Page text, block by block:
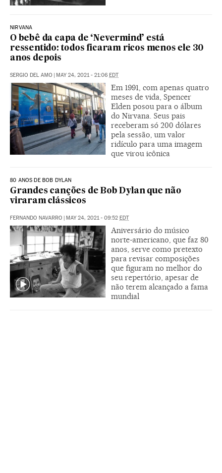
NIRVANA
O bebê da capa de ‘Nevermind’ está
ressentido: todos ficaram ricos menos ele 30
anos depois
SERGIO DEL AMO | MAY 24, 2021 - 21:06 EDT
Em 1991, com apenas quatro
meses de vida, Spencer
Elden posou para o álbum
do Nirvana. Seus pais
receberam só 200 dólares
pela sessão, um valor
ridículo para uma imagem
que virou icônica
80 ANOS DE BOB DYLAN
Grandes canções de Bob Dylan que não
viraram clássicos
FERNANDO NAVARRO | MAY 24, 2021 - 09:52 EDT
Aniversário do músico
norte-americano, que faz 80
anos, serve como pretexto
para revisar composições
que figuram no melhor do
seu repertório, apesar de
não terem alcançado a fama
mundial